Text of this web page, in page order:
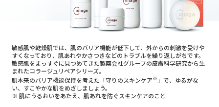
敏感肌や乾燥肌では、肌のバリア機能が低下して、外からの刺激を受けや
すくなっており、肌あれやかさつきなどのトラブルを繰り返しがちです。
敏感肌をまっすぐに見つめてきた製薬会社グループの皮膚科学研究から生
まれたコラージュリペアシリーズ。
肌本来のバリア機能保持を考えた「守りのスキンケア※ 」で、ゆるがな
い、すこやかな肌をめざしましょう。
※ 肌にうるおいをあたえ、肌あれを防ぐスキンケアのこと